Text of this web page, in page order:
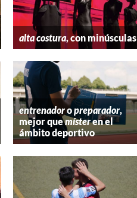
alta costura, con minúsculas
entrenadoropreparador,
mejor quemísteren el
ámbito deportivo